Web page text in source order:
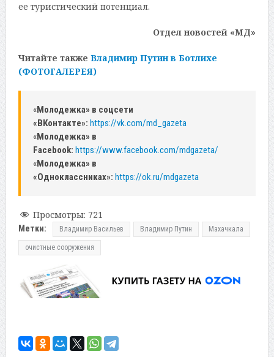
ее туристический потенциал.
Отдел новостей «МД»
Читайте также Владимир Путин в Ботлихе
(ФОТОГАЛЕРЕЯ)
«Молодежка» в соцсети
«ВКонтакте»: https://vk.com/md_gazeta
«Молодежка» в
Facebook: https://www.facebook.com/mdgazeta/
«Молодежка» в
«Одноклассниках»: https://ok.ru/mdgazeta
Просмотры: 721
Метки: Владимир Васильев Владимир Путин Махачкала
очистные сооружения